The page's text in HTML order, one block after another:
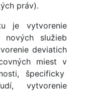
práv).
je vytvorenie
nových služieb
deviatich
miest v
špecificky
vytvorenie